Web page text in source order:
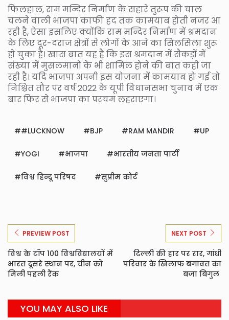
फिलहाल, राम मन्दिर निर्माण के सहारे तुरूप की चाल
चलने वाली भाजपा काफी हद तक कामयाब होती नजर आ
रही है, ऐसा इसलिए क्योंकि राम मन्दिर निर्माण में श्रमदान
के लिए दूर-दराज क्षेत्रों से लोगों के आने का सिलसिला शुरू
हो चुका है। खास बात यह है कि इस श्रमदान में सैकड़ों में
संख्या में मुसलमानों के भी शामिल होने की बात कही जा
रही है। यदि भाजपा अपनी इस योजना में कामयाब हो गई तो
निश्चित तौर पर वर्ष 2022 के यूपी विधानसभा चुनाव में एक
बार फिर से भाजपा का परचम लहराएगा।
#LUCKNOW BJP RAM MANDIR UP
YOGI भाजपा भारतीय जनता पार्टी
विश्व हिन्दू परिषद सुप्रीम कोर्ट
PREVIEW POST
विश्व के टॉप 100 विश्वविद्यालयों में
भारत दूसरे स्थान पर, चीन को
मिली पहली रैंक
NEXT POST
दिल्ली की हार पर रार, गांधी
परिवार के खिलाफ बगावत का
बजा बिगुल
YOU MAY ALSO LIKE